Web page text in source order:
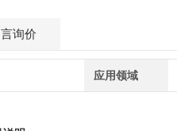
询价
应用领域